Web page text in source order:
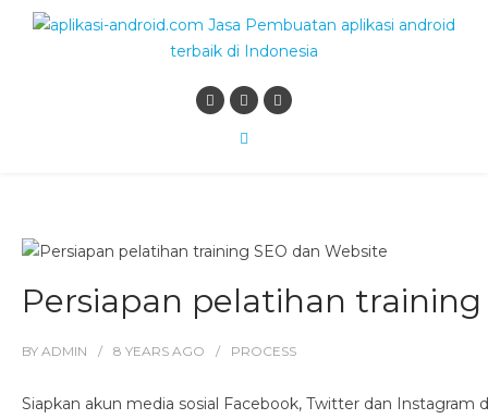
Persiapan pelatihan
BY ADMIN 8 YEARS AGO PROCESS
Siapkan akun media sosial Facebook, Twitter dan